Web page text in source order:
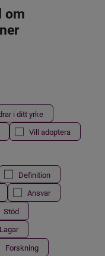
om
i ditt yrke
Vill adoptera
Definition
Ansvar
Stöd
Lagar
Forskning